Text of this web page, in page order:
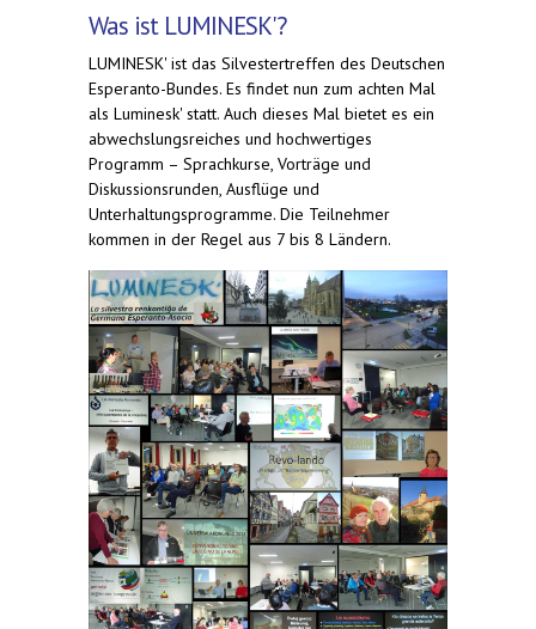
Was ist LUMINESK'?
LUMINESK' ist das Silvestertreffen des Deutschen
Esperanto-Bundes. Es findet nun zum achten Mal
als Luminesk' statt. Auch dieses Mal bietet es ein
abwechslungsreiches und hochwertiges
Programm – Sprachkurse, Vorträge und
Diskussionsrunden, Ausflüge und
Unterhaltungsprogramme. Die Teilnehmer
kommen in der Regel aus 7 bis 8 Ländern.